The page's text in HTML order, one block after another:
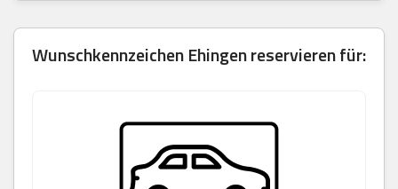
Wunschkennzeichen Ehingen reservieren für: